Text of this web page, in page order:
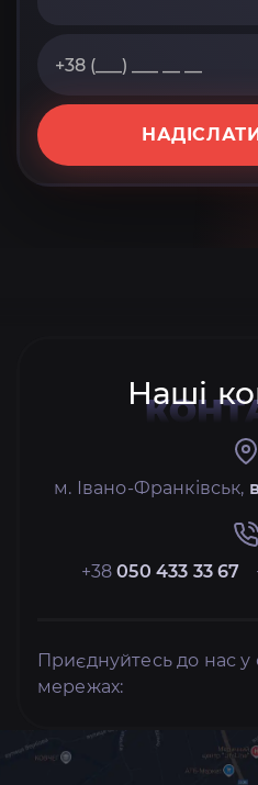
Наші
м. Івано-Франківськ,
+38050 433 33 67
Приєднуйтесь до нас у
мережах: